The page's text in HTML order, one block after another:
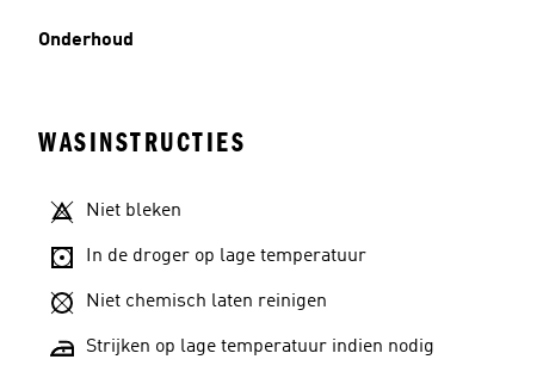
Onderhoud
WASINSTRUCTIES
Niet bleken
In de droger op lage temperatuur
Niet chemisch laten reinigen
Strijken op lage temperatuur indien nodig